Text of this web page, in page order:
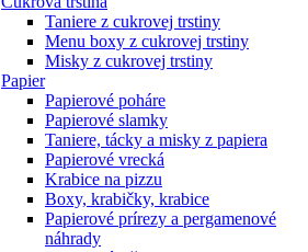
Taniere z cukrovej trstiny
Menu boxy z cukrovej trstiny
Misky z cukrovej trstiny
Papier
Papierové poháre
Papierové slamky
Taniere, tácky a misky z papiera
Papierové vrecká
Krabice na pizzu
Boxy, krabičky, krabice
Papierové prírezy a pergamenové
náhrady